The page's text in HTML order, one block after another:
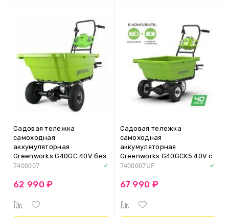
Садовая тележка
самоходная
аккумуляторная
Greenworks G40GC 40V без
АКБ и ЗУ (7400007)
7400007
62 990 ₽
Садовая тележка
самоходная
аккумуляторная
Greenworks G40GCK5 40V c
АКБ 5 Ah и ЗУ (7400007UF)
7400007UF
67 990 ₽